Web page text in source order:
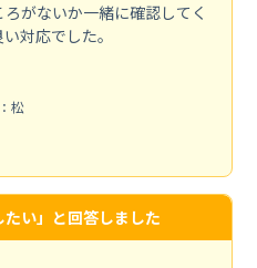
がないか一緒に確認してく
対応でした。
松
たい」と回答しました